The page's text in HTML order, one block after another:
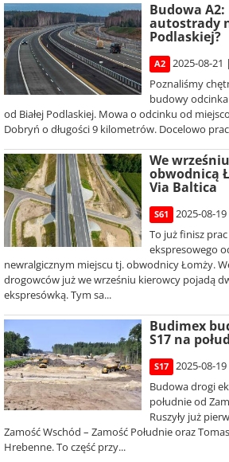
Budowa
autostrady
Podlaskiej?
A2
2025-08-21
Poznaliśmy
budowy
od Białej Podlaskiej. Mowa o odcinku od
Dobryń o długości 9 kilometrów. Docelowo
We
obwodnicą
Via Baltica
S61
2025-08-
To już finisz
ekspresowego
newralgicznym miejscu tj. obwodnicy Łomży.
drogowców już we wrześniu kierowcy pojadą
ekspresówką. Tym sa...
Budimex
S17 na
S17
2025-08-
Budowa drogi
południe od
Ruszyły już
Zamość Wschód – Zamość Południe oraz
Hrebenne. To część przy...